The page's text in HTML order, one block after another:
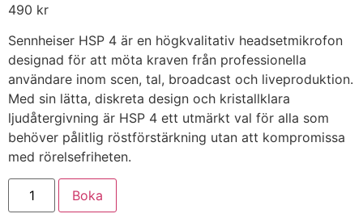
490 kr
Sennheiser HSP 4 är en högkvalitativ headsetmikrofon
designad för att möta kraven från professionella
användare inom scen, tal, broadcast och liveproduktion.
Med sin lätta, diskreta design och kristallklara
ljudåtergivning är HSP 4 ett utmärkt val för alla som
behöver pålitlig röstförstärkning utan att kompromissa
med rörelsefriheten.
Boka